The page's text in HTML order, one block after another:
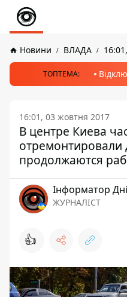
Новини ВЛАДА
ТОПТЕМА:
16:01, 03 жовтня 2017
В центре Киева
отремонтировали
продолжаются
Інформатор
ЖУРНАЛІСТ
👍